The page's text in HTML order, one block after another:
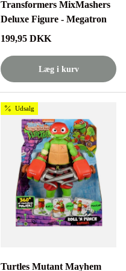
Transformers MixMashers
Deluxe Figure - Megatron
Normalpris
199,95 DKK
Læg i kurv
Udsalg
Turtles Mutant Mayhem